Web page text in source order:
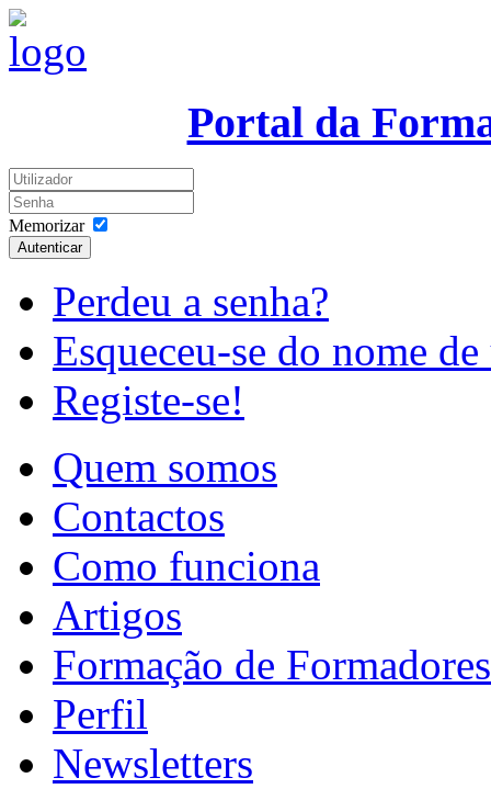
Portal da
Memorizar
Autenticar
Perdeu a senha?
Esqueceu-se do nome
Registe-se!
Quem somos
Contactos
Como funciona
Artigos
Formação de Formadores
Perfil
Newsletters